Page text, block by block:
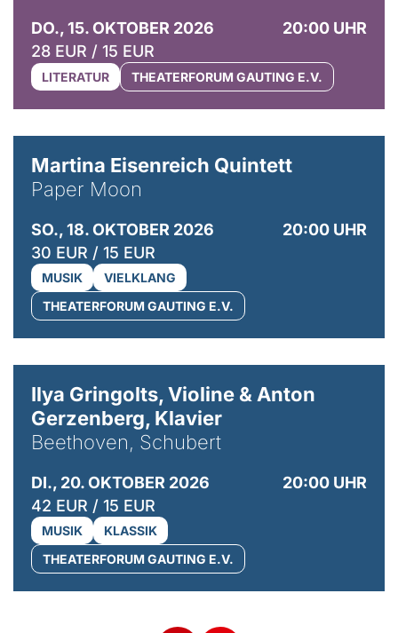
DO., 15. OKTOBER 2026
20:00 UHR
28 EUR / 15 EUR
LITERATUR THEATERFORUM GAUTING E.V.
Martina Eisenreich Quintett
Paper Moon
SO., 18. OKTOBER 2026
20:00 UHR
30 EUR / 15 EUR
MUSIK
VIELKLANG
THEATERFORUM GAUTING E.V.
Ilya Gringolts, Violine & Anton
Gerzenberg, Klavier
Beethoven, Schubert
DI., 20. OKTOBER 2026
20:00 UHR
42 EUR / 15 EUR
MUSIK
KLASSIK
THEATERFORUM GAUTING E.V.